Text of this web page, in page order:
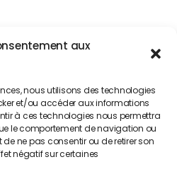
aux
nous utilisons des technologies
et/ou accéder aux informations
à ces technologies nous permettra
le comportement de navigation ou
de ne pas consentir ou de retirer son
négatif sur certaines